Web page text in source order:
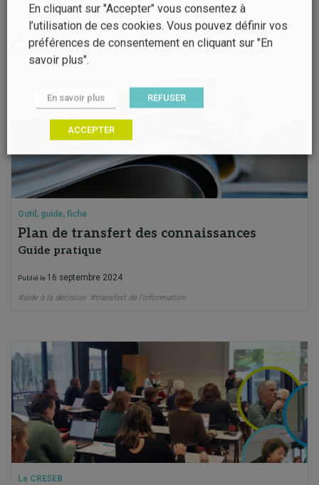
Ceci pourrait vous intéresser
Outil, guide, fiche
Plan de transfert des connaissances
Guide pratique
Publié le 16 septembre 2024
#aide à la décision #transfert de l'information
Le CRESEB
En cliquant sur "Accepter" vous consentez à
l’utilisation de ces cookies. Vous pouvez définir vos
préférences de consentement en cliquant sur "En
savoir plus".
En savoir plus REFUSER
ACCEPTER